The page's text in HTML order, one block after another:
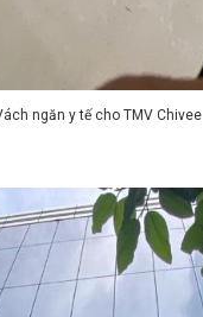
ngăn y tế cho TMV Chivee